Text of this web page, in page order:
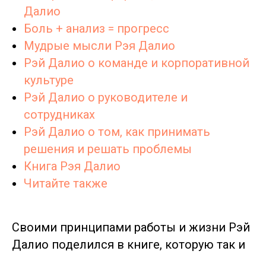
Далио
Боль + анализ = прогресс
Мудрые мысли Рэя Далио
Рэй Далио о команде и корпоративной
культуре
Рэй Далио о руководителе и
сотрудниках
Рэй Далио о том, как принимать
решения и решать проблемы
Книга Рэя Далио
Читайте также
Своими принципами работы и жизни Рэй
Далио поделился в книге, которую так и